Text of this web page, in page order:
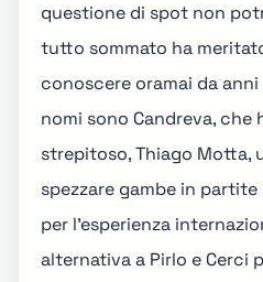
questione di spot non
tutto sommato ha
conoscere oramai da anni
nomi sono Candreva,
strepitoso, Thiago Motta,
spezzare gambe in
per l'esperienza
alternativa a Pirlo e Cerci